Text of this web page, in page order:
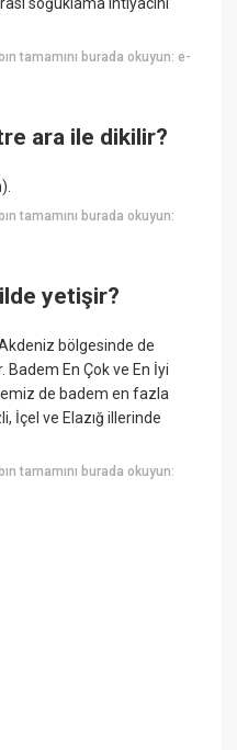
soğuklama ihtiyacını
tamamını burada okuyun: e-
ara ile dikilir?
tamamını burada okuyun:
yetişir?
bölgesinde de
En Çok ve En İyi
de badem en fazla
İçel ve Elazığ illerinde
tamamını burada okuyun: